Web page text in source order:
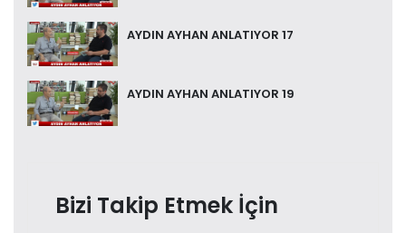
AYDIN AYHAN ANLATIYOR 17
AYDIN AYHAN ANLATIYOR 19
Bizi Takip Etmek İçin